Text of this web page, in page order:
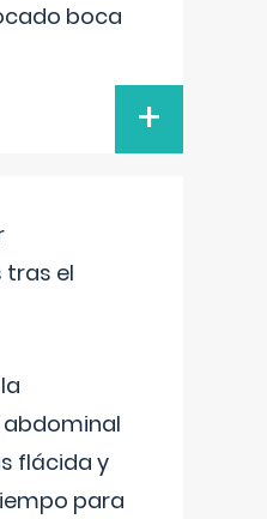
boca
+
tras el
flácida y
para